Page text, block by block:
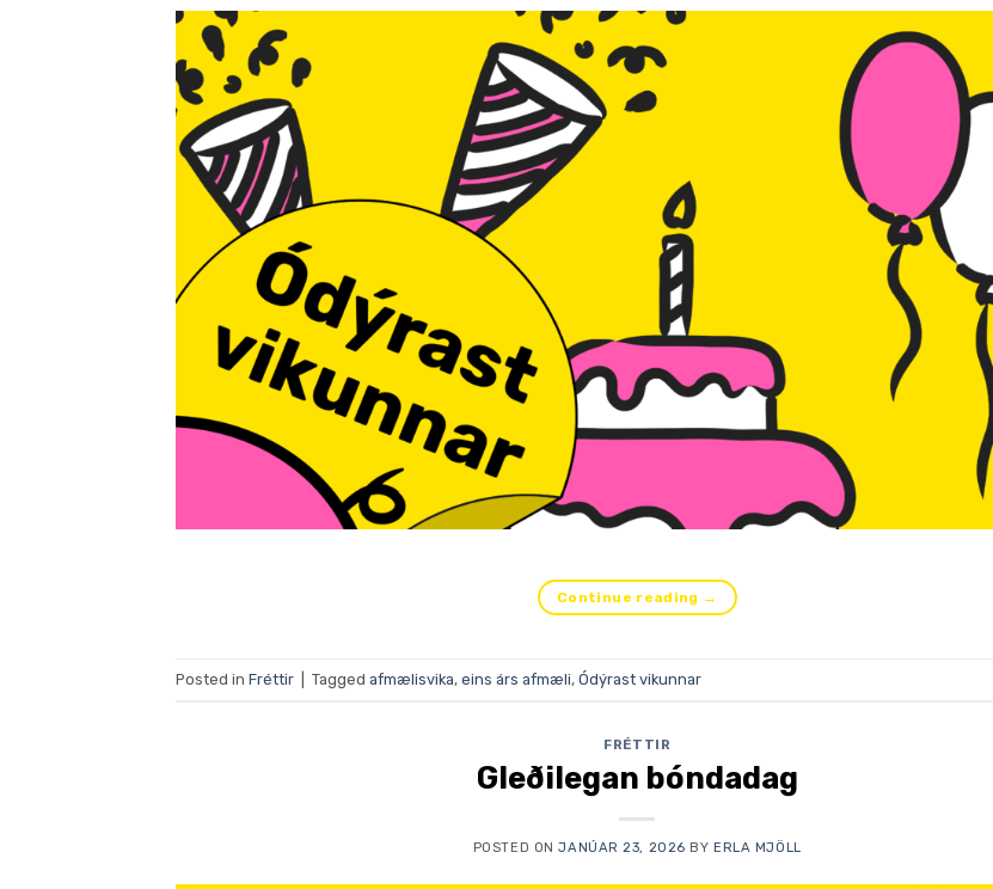
Continue reading →
Posted in Fréttir Tagged afmælisvika, eins árs afmæli, Ódýrast vikunnar
FRÉTTIR
Gleðilegan bóndadag
POSTED ONJANÚAR 23, 2026 BYERLA MJÖLL